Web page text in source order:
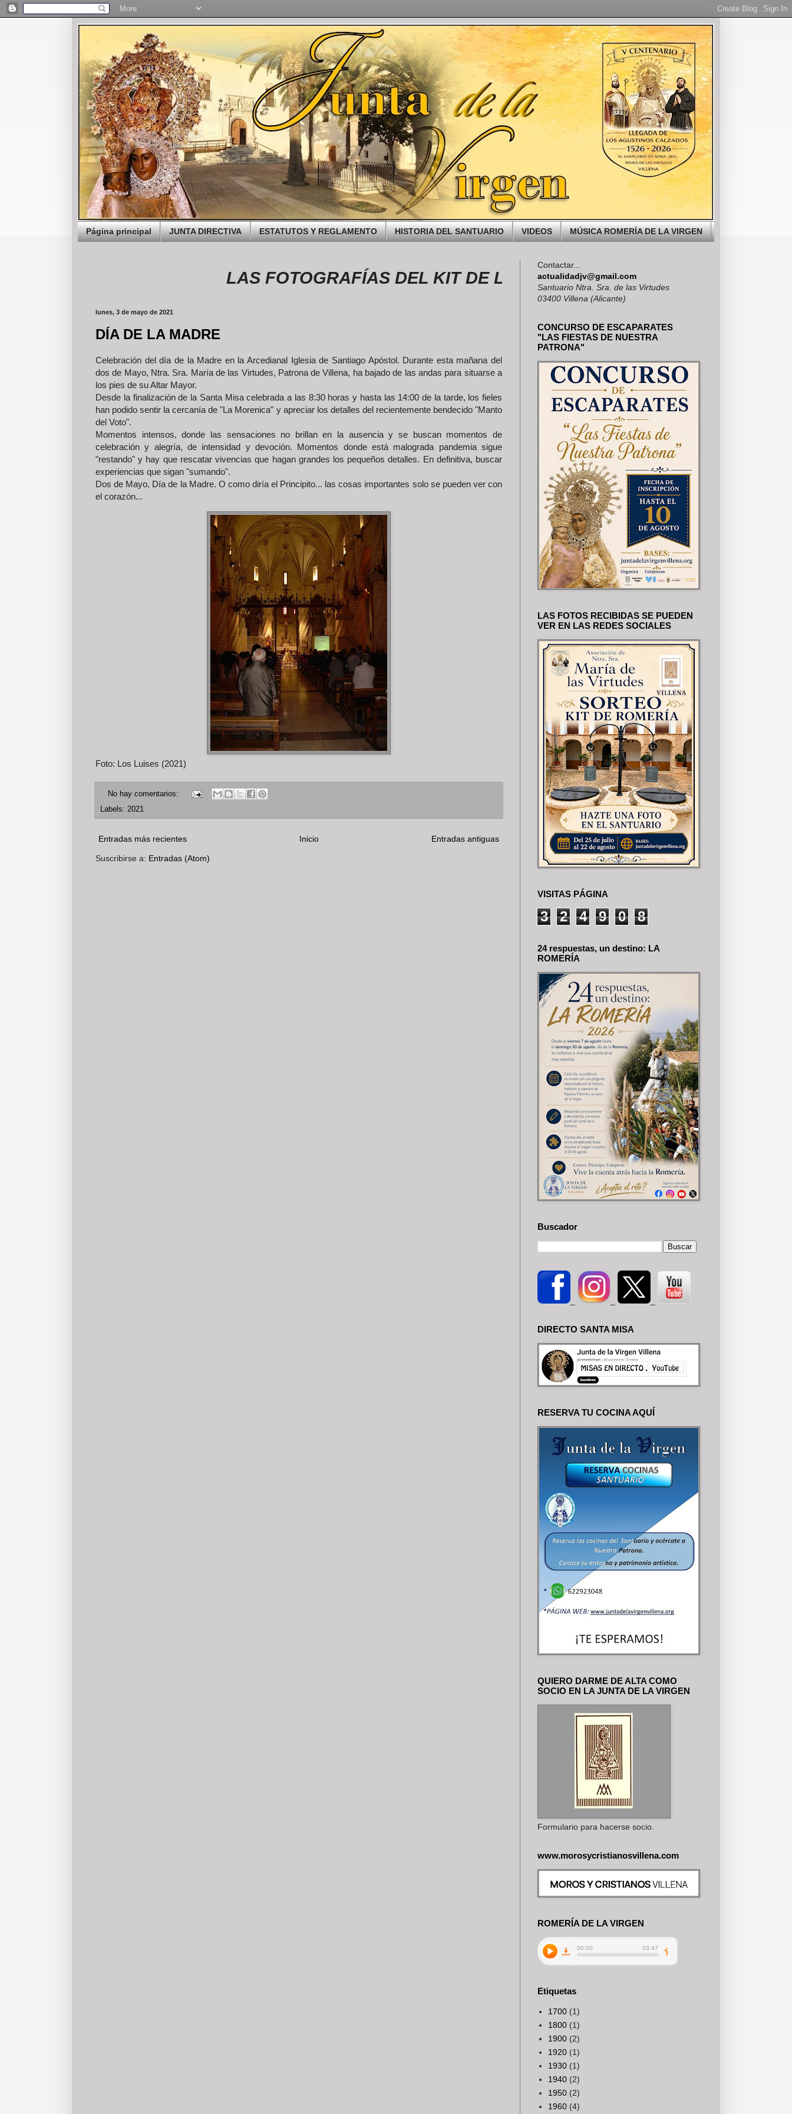
Página principal JUNTA DIRECTIVA ESTATUTOS Y REGLAMENTO HISTORIA DEL SANTUARIO VIDEOS MÚSICA ROMERÍA DE LA VIRGEN
LAS FOTOGRAFÍAS DEL KIT DE LA ROMERÍA, SE PUEDEN VER EN
lunes, 3 de mayo de 2021
DÍA DE LA MADRE
Celebración del día de la Madre en la Arcedianal Iglesia de Santiago Apóstol. Durante esta mañana del
dos de Mayo, Ntra. Sra. María de las Virtudes, Patrona de Villena, ha bajado de las andas para situarse a
los pies de su Altar Mayor.
Desde la finalización de la Santa Misa celebrada a las 8:30 horas y hasta las 14:00 de la tarde, los fieles
han podido sentir la cercanía de "La Morenica" y apreciar los detalles del recientemente bendecido "Manto
del Voto".
Momentos intensos, donde las sensaciones no brillan en la ausencia y se buscan momentos de
celebración y alegría, de intensidad y devoción. Momentos donde está malograda pandemia sigue
"restando" y hay que rescatar vivencias que hagan grandes los pequeños detalles. En definitiva, buscar
experiencias que sigan "sumando".
Dos de Mayo, Día de la Madre. O como diría el Principito... las cosas importantes solo se pueden ver con
el corazón...
Foto: Los Luises (2021)
No hay comentarios:
Labels: 2021
Entradas más recientes Entradas antiguas
Inicio
Suscribirse a: Entradas (Atom)
Contactar...
actualidadjv@gmail.com
Santuario Ntra. Sra. de las Virtudes
03400 Villena (Alicante)
CONCURSO DE ESCAPARATES
"LAS FIESTAS DE NUESTRA
PATRONA"
LAS FOTOS RECIBIDAS SE PUEDEN
VER EN LAS REDES SOCIALES
VISITAS PÁGINA
3 2 4 9 0 8
24 respuestas, un destino: LA
ROMERÍA
Buscador
DIRECTO SANTA MISA
RESERVA TU COCINA AQUÍ
QUIERO DARME DE ALTA COMO
SOCIO EN LA JUNTA DE LA VIRGEN
Formulario para hacerse socio.
www.morosycristianosvillena.com
ROMERÍA DE LA VIRGEN
Etiquetas
1700 (1)
1800 (1)
1900 (2)
1920 (1)
1930 (1)
1940 (2)
1950 (2)
1960 (4)